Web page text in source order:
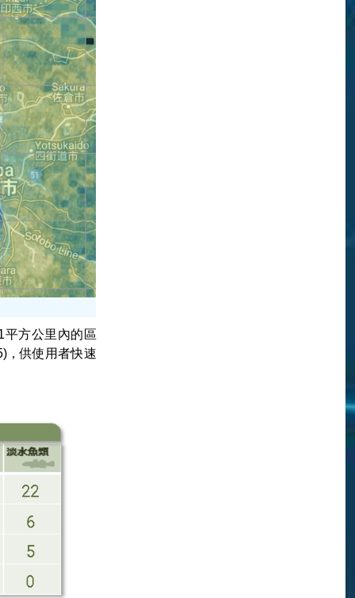
平方公里內的區
，供使用者快速